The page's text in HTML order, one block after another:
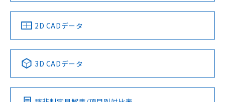
中国 RoHS 注意事項・凡例
Pb Hg Cd Cr(VI)
2D CADデータ
3D CADデータ